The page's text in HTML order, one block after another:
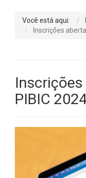
Você está aqui:
Inscrições
PIBIC